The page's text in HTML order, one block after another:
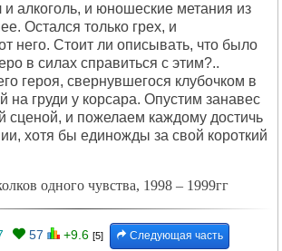
алкоголь, и юношеские метания из
Остался только грех, и
него. Стоит ли описывать, что было
в силах справиться с этим?..
героя, свернувшегося клубочком в
на груди у корсара. Опустим занавес
сценой, и пожелаем каждому достичь
хотя бы единожды за свой короткий
одного чувства, 1998 – 1999гг
57 +9.6 [5] Следующая часть